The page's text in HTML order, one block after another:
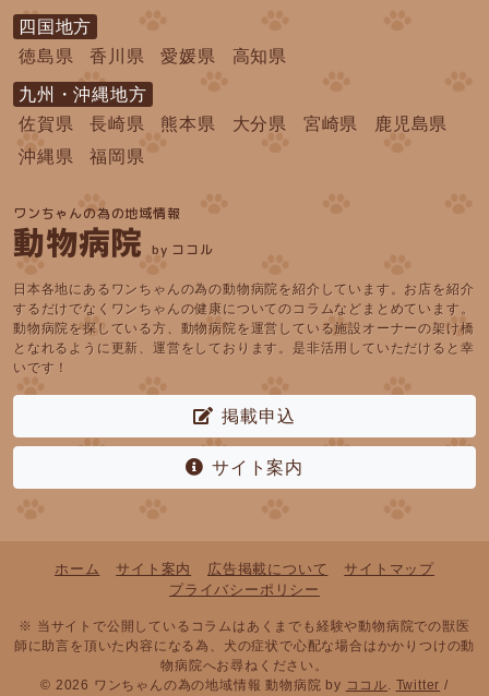
四国地方
徳島県
香川県 愛媛県 高知県
九州・沖縄地方
佐賀県
長崎県 熊本県 大分県 宮崎県
鹿児島県
沖縄県
福岡県
ワンちゃんの為の地域情報
動物病院 by ココル
日本各地にあるワンちゃんの為の動物病院を紹介しています。お店を紹介
するだけでなくワンちゃんの健康についてのコラムなどまとめています。
動物病院を探している方、動物病院を運営している施設オーナーの架け橋
となれるように更新、運営をしております。是非活用していただけると幸
いです！
掲載申込
サイト案内
ホーム サイト案内 広告掲載について
サイトマップ
プライバシーポリシー
※ 当サイトで公開しているコラムはあくまでも経験や動物病院での獣医
師に助言を頂いた内容になる為、犬の症状で心配な場合はかかりつけの動
物病院へお尋ねください。
© 2026 ワンちゃんの為の地域情報 動物病院 by ココル. Twitter /